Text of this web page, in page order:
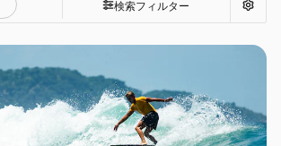
検索フィルター